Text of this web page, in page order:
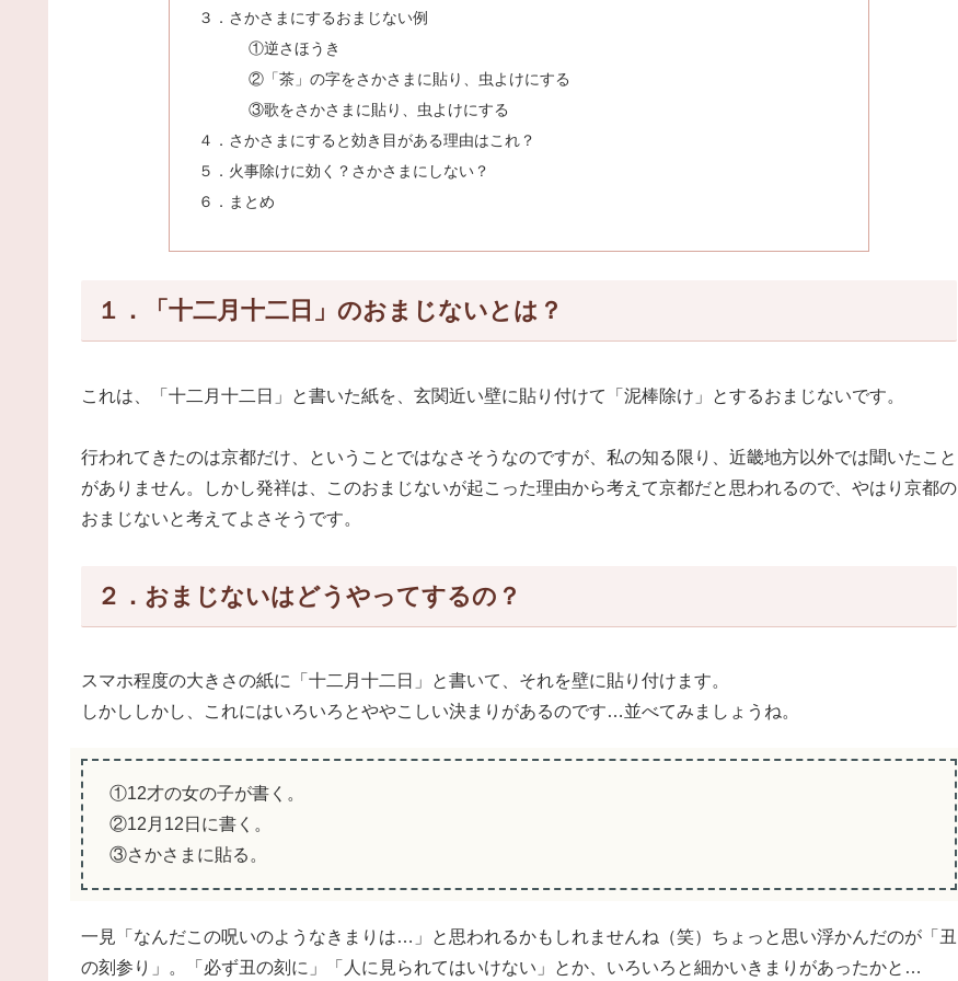
３．さかさまにするおまじない例
①逆さほうき
②「茶」の字をさかさまに貼り、虫よけにする
③歌をさかさまに貼り、虫よけにする
４．さかさまにすると効き目がある理由はこれ？
５．火事除けに効く？さかさまにしない？
６．まとめ
１．「十二月十二日」のおまじないとは？
これは、「十二月十二日」と書いた紙を、玄関近い壁に貼り付けて「泥棒除け」とするおまじないです。
行われてきたのは京都だけ、ということではなさそうなのですが、私の知る限り、近畿地方以外では聞いたこと
がありません。しかし発祥は、このおまじないが起こった理由から考えて京都だと思われるので、やはり京都の
おまじないと考えてよさそうです。
２．おまじないはどうやってするの？
スマホ程度の大きさの紙に「十二月十二日」と書いて、それを壁に貼り付けます。
しかししかし、これにはいろいろとややこしい決まりがあるのです…並べてみましょうね。
①12才の女の子が書く。
②12月12日に書く。
③さかさまに貼る。
一見「なんだこの呪いのようなきまりは…」と思われるかもしれませんね（笑）ちょっと思い浮かんだのが「丑
の刻参り」。「必ず丑の刻に」「人に見られてはいけない」とか、いろいろと細かいきまりがあったかと…